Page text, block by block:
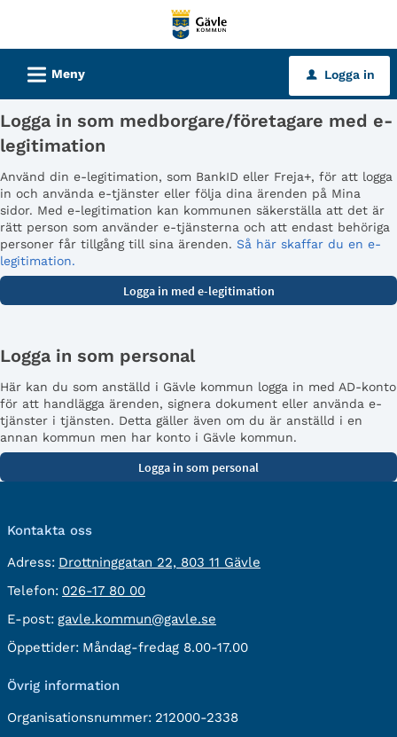
tjänster
Gävle
kommun
L Meny u Logga in
Logga in som medborgare/företagare med e-
legitimation
Använd din e-legitimation, som BankID eller Freja+, för att logga
in och använda e-tjänster eller följa dina ärenden på Mina
sidor. Med e-legitimation kan kommunen säkerställa att det är
rätt person som använder e-tjänsterna och att endast behöriga
personer får tillgång till sina ärenden. Så här skaffar du en e-
legitimation.
Logga in som personal
Här kan du som anställd i Gävle kommun logga in med AD-konto
för att handlägga ärenden, signera dokument eller använda e-
tjänster i tjänsten. Detta gäller även om du är anställd i en
annan kommun men har konto i Gävle kommun.
Kontakta oss
Adress: besöksadress:
Drottninggatan 22, 803 11 Gävle
Telefon: Telefon:
026-17 80 00
E-post: E-
post:
gavle.kommun@gavle.se
Öppettider: Måndag-fredag 8.00-17.00
Övrig information
Organisationsnummer: 212000-2338